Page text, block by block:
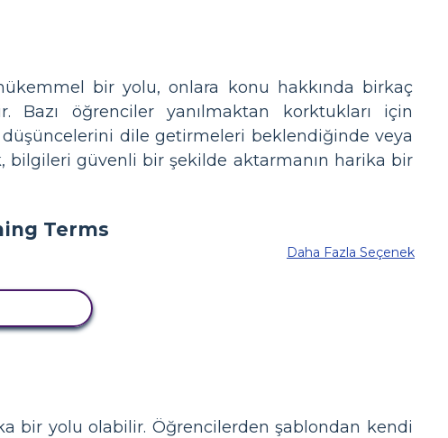
bir yolu, onlara konu hakkında birkaç
öğrenciler yanılmaktan korktukları için
dile getirmeleri beklendiğinde veya
güvenli bir şekilde aktarmanın harika bir
Daha Fazla Seçenek
bir yolu olabilir. Öğrencilerden şablondan kendi